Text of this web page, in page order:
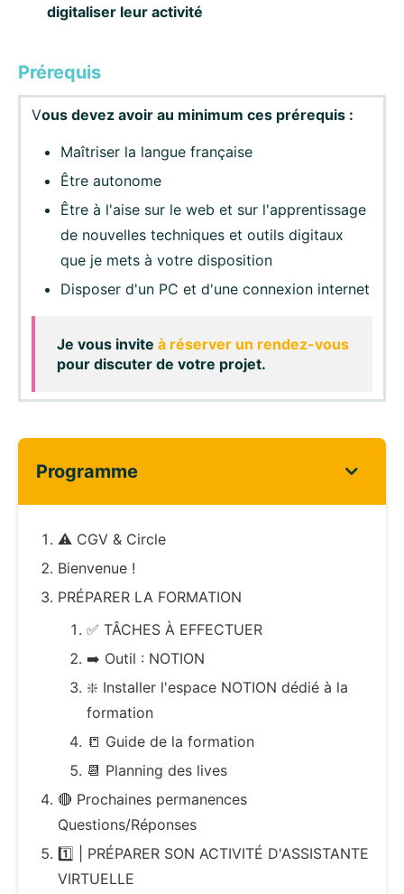
digitaliser leur activité
Prérequis
Vous devez avoir au minimum ces prérequis :
Maîtriser la langue française
Être autonome
Être à l'aise sur le web et sur l'apprentissage
de nouvelles techniques et outils digitaux
que je mets à votre disposition
Disposer d'un PC et d'une connexion internet
Je vous invite à réserver un rendez-vous
pour discuter de votre projet.
Programme
⚠️ CGV & Circle
Bienvenue !
PRÉPARER LA FORMATION
✅ TÂCHES À EFFECTUER
➡️ Outil : NOTION
❇️ Installer l'espace NOTION dédié à la
formation
📒 Guide de la formation
📆 Planning des lives
🔴 Prochaines permanences
Questions/Réponses
1️⃣ | PRÉPARER SON ACTIVITÉ D'ASSISTANTE
VIRTUELLE